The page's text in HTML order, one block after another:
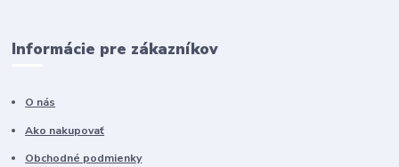
Informácie pre zákazníkov
O nás
Ako nakupovať
Obchodné podmienky